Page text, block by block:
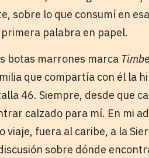
sobre lo que consumí en
palabra en papel.
botas marrones marca
que compartía con él la
46. Siempre, desde que
calzado para mí. En mi
viaje, fuera al caribe, a la
sobre dónde